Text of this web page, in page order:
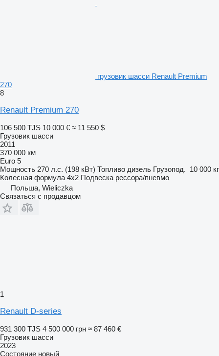
грузовик шасси Renault Premium
270
8
Renault Premium 270
106 500 TJS 10 000 € ≈ 11 550 $
Грузовик шасси
2011
370 000 км
Euro 5
Мощность 270 л.с. (198 кВт) Топливо дизель Грузопод. 10 000 кг
Колесная формула 4x2 Подвеска рессора/пневмо
Польша, Wieliczka
Связаться с продавцом
1
Renault D-series
931 300 TJS 4 500 000 грн ≈ 87 460 €
Грузовик шасси
2023
Состояние новый